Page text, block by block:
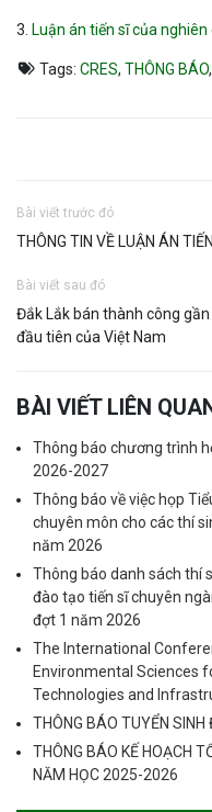
3. Luận án tiến sĩ của
Tags: CRES, THÔNG BÁO,
Bài viết trước đó
THÔNG TIN VỀ LUẬN ÁN
Bài viết sau đó
Đắk Lắk bán thành công
đầu tiên của Việt Nam
BÀI VIẾT LIÊN
Thông báo chương trình
2026-2027
Thông báo về việc họp
chuyên môn cho các thí
năm 2026
Thông báo danh sách thí
đào tạo tiến sĩ chuyên
đợt 1 năm 2026
The International
Environmental Sciences
Technologies and
THÔNG BÁO TUYỂN
THÔNG BÁO KẾ HOẠCH
NĂM HỌC 2025-2026